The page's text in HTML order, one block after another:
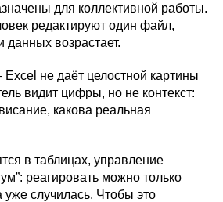
для коллективной работы.
редактируют один файл,
данных возрастает.
не даёт целостной картины
видит цифры, но не контекст:
какова реальная
в таблицах, управление
реагировать можно только
уже случилась. Чтобы это